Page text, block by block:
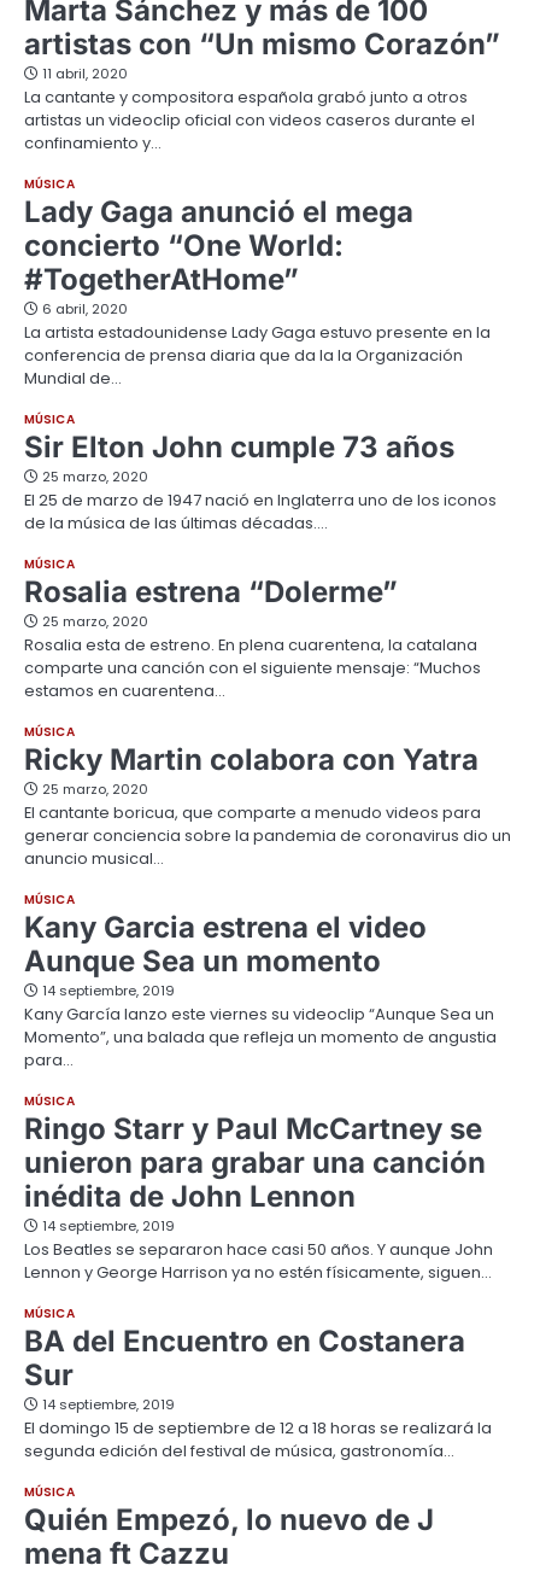
Marta Sánchez y más de 100
artistas con “Un mismo Corazón”
11 abril, 2020
La cantante y compositora española grabó junto a otros
artistas un videoclip oficial con videos caseros durante el
confinamiento y…
MÚSICA
Lady Gaga anunció el mega
concierto “One World:
#TogetherAtHome”
6 abril, 2020
La artista estadounidense Lady Gaga estuvo presente en la
conferencia de prensa diaria que da la la Organización
Mundial de…
MÚSICA
Sir Elton John cumple 73 años
25 marzo, 2020
El 25 de marzo de 1947 nació en Inglaterra uno de los iconos
de la música de las últimas décadas.…
MÚSICA
Rosalia estrena “Dolerme”
25 marzo, 2020
Rosalia esta de estreno. En plena cuarentena, la catalana
comparte una canción con el siguiente mensaje: “Muchos
estamos en cuarentena…
MÚSICA
Ricky Martin colabora con Yatra
25 marzo, 2020
El cantante boricua, que comparte a menudo videos para
generar conciencia sobre la pandemia de coronavirus dio un
anuncio musical…
MÚSICA
Kany Garcia estrena el video
Aunque Sea un momento
14 septiembre, 2019
Kany García lanzo este viernes su videoclip “Aunque Sea un
Momento”, una balada que refleja un momento de angustia
para…
MÚSICA
Ringo Starr y Paul McCartney se
unieron para grabar una canción
inédita de John Lennon
14 septiembre, 2019
Los Beatles se separaron hace casi 50 años. Y aunque John
Lennon y George Harrison ya no estén físicamente, siguen…
MÚSICA
BA del Encuentro en Costanera
Sur
14 septiembre, 2019
El domingo 15 de septiembre de 12 a 18 horas se realizará la
segunda edición del festival de música, gastronomía…
MÚSICA
Quién Empezó, lo nuevo de J
mena ft Cazzu